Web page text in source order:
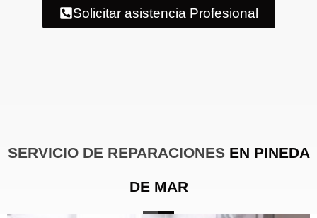
Solicitar asistencia Profesional
SERVICIO DE REPARACIONES EN PINEDA
DE MAR